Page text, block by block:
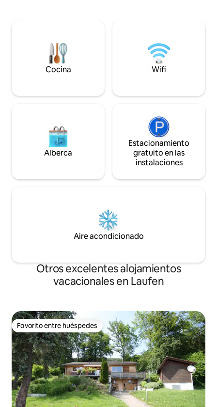
nevera, fogones, hervidor de agua,
cafetera y vajilla. Hay una zona de jardín
con barbacoa disponible. Se admiten
animales bajo petición.
minutos en
Cocina Wifi
Alberca
Estacionamiento
gratuito en las
instalaciones
Aire acondicionado
Otros excelentes alojamientos
vacacionales en Laufen
Favorito entre huéspedes
Favorito entre huéspedes